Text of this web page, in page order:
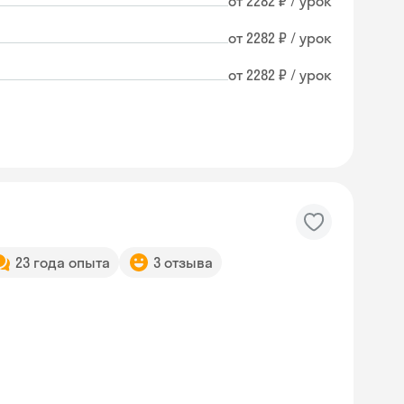
от 2282 ₽ / урок
от 2282 ₽ / урок
23 года опыта 3 отзыва